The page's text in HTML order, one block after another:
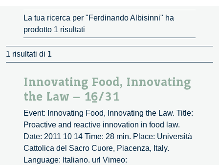
La tua ricerca per "Ferdinando Albisinni" ha
prodotto 1 risultati
1 risultati di 1
Innovating Food, Innovating
the Law – 16/31
Event: Innovating Food, Innovating the Law. Title:
Proactive and reactive innovation in food law.
Date: 2011 10 14 Time: 28 min. Place: Università
Cattolica del Sacro Cuore, Piacenza, Italy.
Language: Italiano. url Vimeo: